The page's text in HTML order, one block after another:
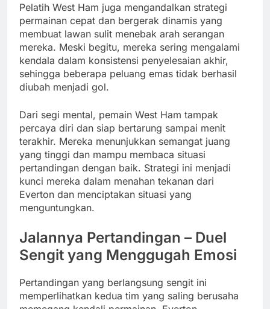
Pelatih West Ham juga mengandalkan strategi
permainan cepat dan bergerak dinamis yang
membuat lawan sulit menebak arah serangan
mereka. Meski begitu, mereka sering mengalami
kendala dalam konsistensi penyelesaian akhir,
sehingga beberapa peluang emas tidak berhasil
diubah menjadi gol.
Dari segi mental, pemain West Ham tampak
percaya diri dan siap bertarung sampai menit
terakhir. Mereka menunjukkan semangat juang
yang tinggi dan mampu membaca situasi
pertandingan dengan baik. Strategi ini menjadi
kunci mereka dalam menahan tekanan dari
Everton dan menciptakan situasi yang
menguntungkan.
Jalannya Pertandingan – Duel
Sengit yang Menggugah Emosi
Pertandingan yang berlangsung sengit ini
memperlihatkan kedua tim yang saling berusaha